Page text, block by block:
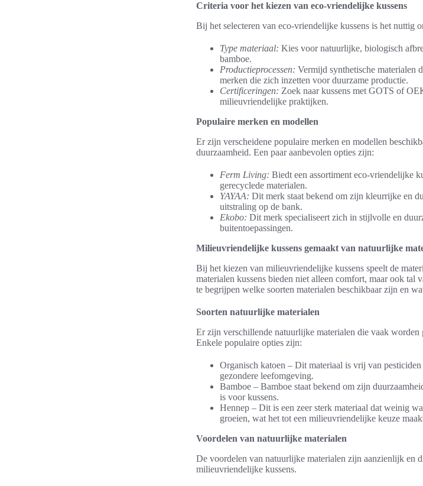
Criteria voor het kiezen van eco-vriendelijke kussens
Bij het selecteren van eco-vriendelijke kussens is het nuttig
Type materiaal: Kies voor natuurlijke, biologisch
bamboe.
Productieprocessen: Vermijd synthetische
merken die zich inzetten voor duurzame productie.
Certificeringen: Zoek naar kussens met GOTS of
milieuvriendelijke praktijken.
Populaire merken en modellen
Er zijn verscheidene populaire merken en modellen
duurzaamheid. Een paar aanbevolen opties zijn:
Ferm Living: Biedt een assortiment eco-vriendelijke
gerecyclede materialen.
YAYAA: Dit merk staat bekend om zijn kleurrijke en
uitstraling op de bank.
Ekobo: Dit merk specialiseert zich in stijlvolle en
buitentoepassingen.
Milieuvriendelijke kussens gemaakt van natuurlijke
Bij het kiezen van milieuvriendelijke kussens speelt de
materialen kussens bieden niet alleen comfort, maar ook
te begrijpen welke soorten materialen beschikbaar zijn en
Soorten natuurlijke materialen
Er zijn verschillende natuurlijke materialen die vaak
Enkele populaire opties zijn:
Organisch katoen – Dit materiaal is vrij van
gezondere leefomgeving.
Bamboe – Bamboe staat bekend om zijn
is voor kussens.
Hennep – Dit is een zeer sterk materiaal dat weinig
groeien, wat het tot een milieuvriendelijke keuze
Voordelen van natuurlijke materialen
De voordelen van natuurlijke materialen zijn aanzienlijk en
milieuvriendelijke kussens.